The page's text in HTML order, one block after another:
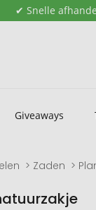
✔ Snelle
Giveaways
Zaden